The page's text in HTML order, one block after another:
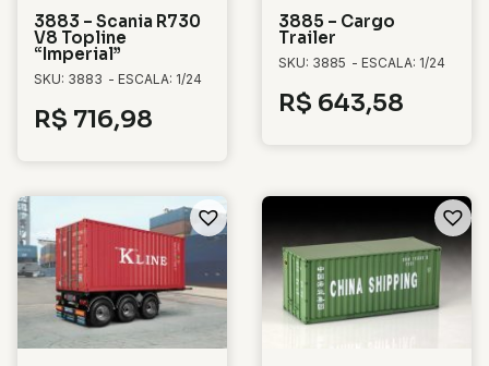
3883 – Scania R730
V8 Topline
“Imperial”
SKU: 3883 - ESCALA: 1/24
R$ 716,98
3885 – Cargo
Trailer
SKU: 3885 - ESCALA: 1/24
R$ 643,58